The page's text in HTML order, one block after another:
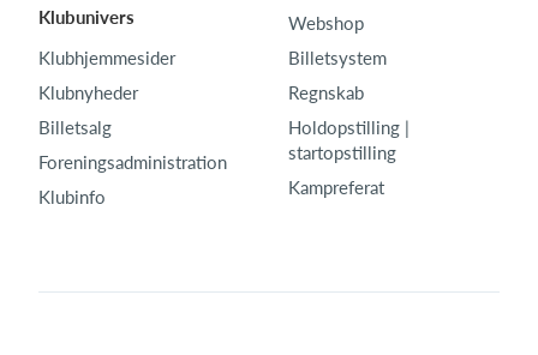
Klubunivers
Klubhjemmesider
Klubnyheder
Billetsalg
Foreningsadministration
Klubinfo
Webshop
Billetsystem
Regnskab
Holdopstilling |
startopstilling
Kampreferat